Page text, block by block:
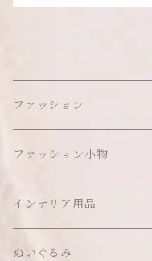
ファッション
ワンピース
アウター
トップス
ファッション小物
ヘッドアイテム
ヘアクリップ
アクセサリー
インテリア用品
オブジェ
ぬいぐるみ